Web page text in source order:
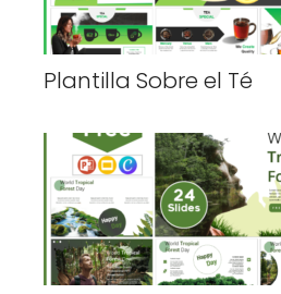
Plantilla Sobre el Té